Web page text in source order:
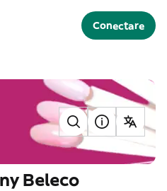
Conectare
Beleco